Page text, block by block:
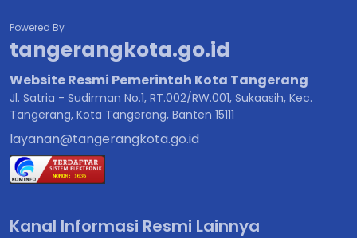
Powered By
tangerangkota.go.id
Website Resmi Pemerintah Kota Tangerang
Jl. Satria - Sudirman No.1, RT.002/RW.001, Sukaasih, Kec.
Tangerang, Kota Tangerang, Banten 15111
layanan@tangerangkota.go.id
Kanal Informasi Resmi Lainnya